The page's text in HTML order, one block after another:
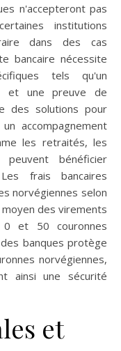
n'accepteront pas
institutions
dans des cas
bancaire nécessite
tels qu'un
et une preuve de
des solutions pour
accompagnement
les retraités, les
bénéficier
Les frais bancaires
norvégiennes selon
des virements
0 et 50 couronnes
banques protège
norvégiennes,
ainsi une sécurité
et